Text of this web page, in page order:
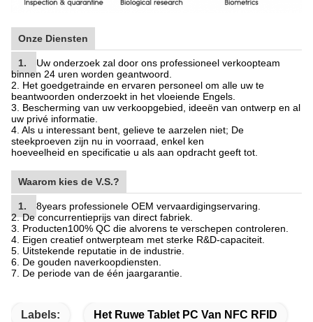
Onze Diensten
1.
Uw onderzoek zal door ons professioneel verkoopteam
binnen 24 uren worden geantwoord.
2. Het goedgetrainde en ervaren personeel om alle uw te
beantwoorden onderzoekt in het vloeiende Engels.
3. Bescherming van uw verkoopgebied, ideeën van ontwerp en al
uw privé informatie.
4. Als u interessant bent, gelieve te aarzelen niet; De
steekproeven zijn nu in voorraad, enkel ken
hoeveelheid en specificatie u als aan opdracht geeft tot.
Waarom kies de V.S.?
1.
8years professionele OEM vervaardigingservaring.
2. De concurrentieprijs van direct fabriek.
3. Producten100% QC die alvorens te verschepen controleren.
4. Eigen creatief ontwerpteam met sterke R&D-capaciteit.
5. Uitstekende reputatie in de industrie.
6. De gouden naverkoopdiensten.
7. De periode van de één jaargarantie.
Labels: Het Ruwe Tablet PC Van NFC RFID